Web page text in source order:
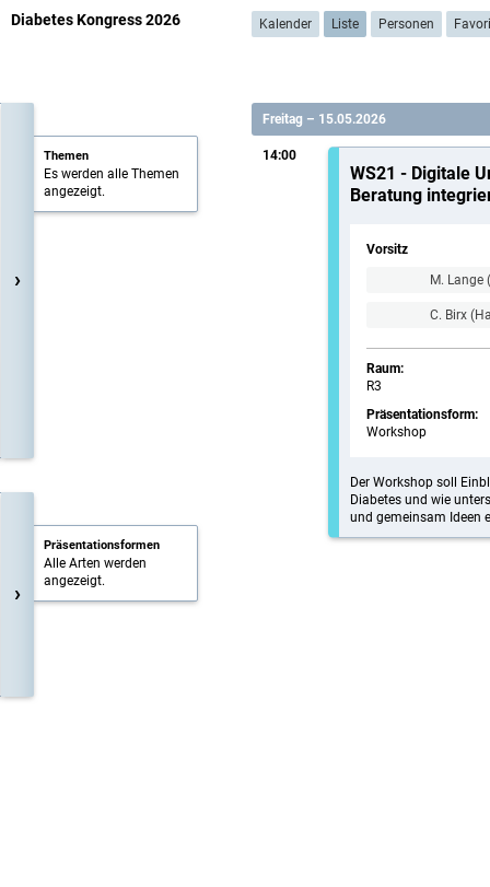
Diabetes Kongress 2026 Kalender Liste Personen
›
Themen
Es werden alle Themen
angezeigt.
›
Präsentationsformen
Alle Arten werden
angezeigt.
Freitag – 15.05.2026
14:00
WS21 - Digitale
Beratung
Vorsitz
M. Lange
C. Birx
Raum:
R3
Präsentationsform:
Workshop
Der Workshop soll
Diabetes und wie
und gemeinsam Ideen